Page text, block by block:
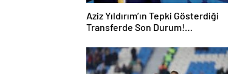
Aziz Yıldırım’ın Tepki Gösterdiği
Transferde Son Durum!